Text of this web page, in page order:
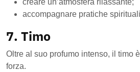
creare un’atmosfera rilassante;
accompagnare pratiche
7. Timo
Oltre al suo profumo intenso, il timo
forza.